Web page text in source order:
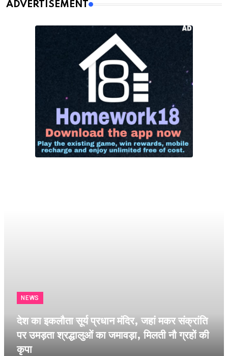
ADVERTISEMENT
NEWS
देश का इकलौता सूर्य प्रधान मंदिर, जहां मकर संक्रांति
पर उमड़ता श्रद्धालुओं का जमावड़ा, मिलती नौ ग्रहों की
कृपा